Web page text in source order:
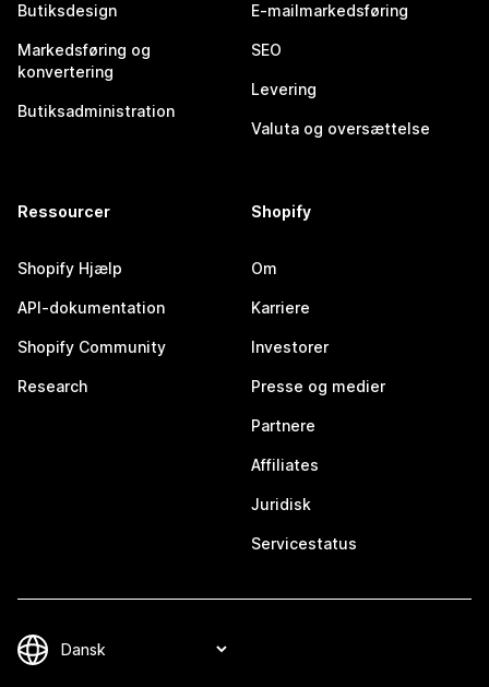
Butiksdesign
Markedsføring og
konvertering
Butiksadministration
E-mailmarkedsføring
SEO
Levering
Valuta og oversættelse
Ressourcer
Shopify Hjælp
API-dokumentation
Shopify Community
Research
Shopify
Om
Karriere
Investorer
Presse og medier
Partnere
Affiliates
Juridisk
Servicestatus